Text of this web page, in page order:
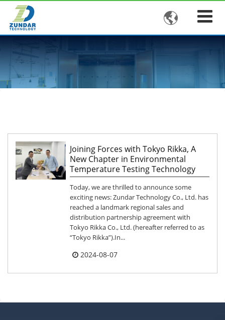

Joining Forces with Tokyo Rikka, A
New Chapter in Environmental
Temperature Testing Technology
Today, we are thrilled to announce some
exciting news: Zundar Technology Co., Ltd. has
reached a landmark regional sales and
distribution partnership agreement with
Tokyo Rikka Co., Ltd. (hereafter referred to as
“Tokyo Rikka”).In...
2024-08-07